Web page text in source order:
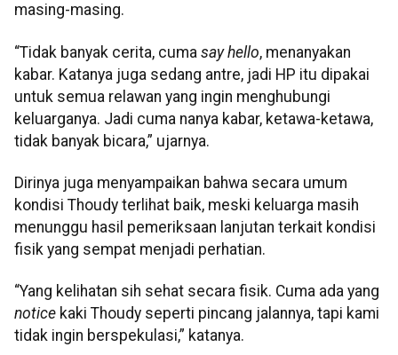
masing-masing.
“Tidak banyak cerita, cuma say hello, menanyakan
kabar. Katanya juga sedang antre, jadi HP itu dipakai
untuk semua relawan yang ingin menghubungi
keluarganya. Jadi cuma nanya kabar, ketawa-ketawa,
tidak banyak bicara,” ujarnya.
Dirinya juga menyampaikan bahwa secara umum
kondisi Thoudy terlihat baik, meski keluarga masih
menunggu hasil pemeriksaan lanjutan terkait kondisi
fisik yang sempat menjadi perhatian.
“Yang kelihatan sih sehat secara fisik. Cuma ada yang
notice kaki Thoudy seperti pincang jalannya, tapi kami
tidak ingin berspekulasi,” katanya.